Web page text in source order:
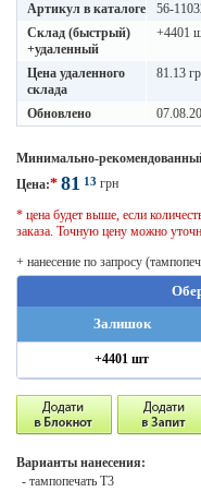
Артикул в каталоге
56-
Склад (быстрый)
+удаленный
+4401
Цена удаленного
склада
81.13
Обновлено
Минимально-
Цена:* 81 13 грн
* цена будет выше, если
заказа. Точную цену можно
+ нанесение по запросу
Залишок
+4401 шт
Варианты нанесения:
- тампопечать T3